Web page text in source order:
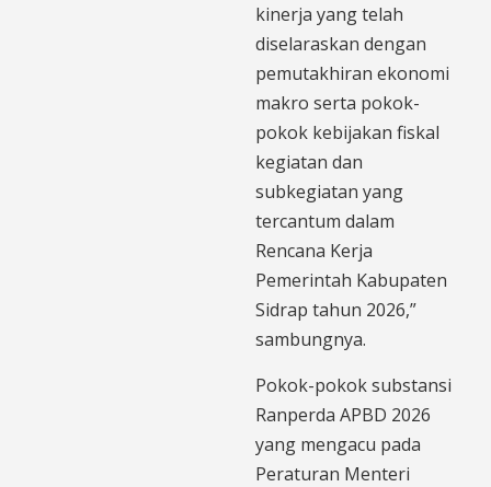
kinerja yang telah
diselaraskan dengan
pemutakhiran ekonomi
makro serta pokok-
pokok kebijakan fiskal
kegiatan dan
subkegiatan yang
tercantum dalam
Rencana Kerja
Pemerintah Kabupaten
Sidrap tahun 2026,”
sambungnya.
Pokok-pokok substansi
Ranperda APBD 2026
yang mengacu pada
Peraturan Menteri